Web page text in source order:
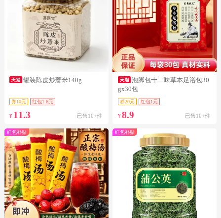
罐装陈皮炒薏米140g
券10元 红包1.6元
¥ 11.3 已售10+件
泡脚包十二味草本足浴包30
gx30包
券20元 红包1元
¥8.9 已售10+件
红包补贴 红包补贴